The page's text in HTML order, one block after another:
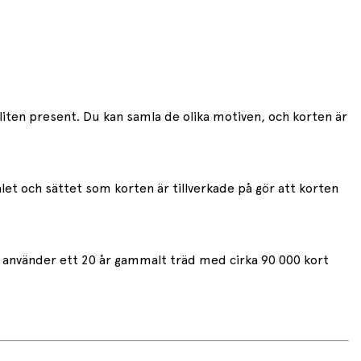
present. Du kan samla de olika motiven, och korten är
och sättet som korten är tillverkade på gör att korten
ett 20 år gammalt träd med cirka 90 000 kort